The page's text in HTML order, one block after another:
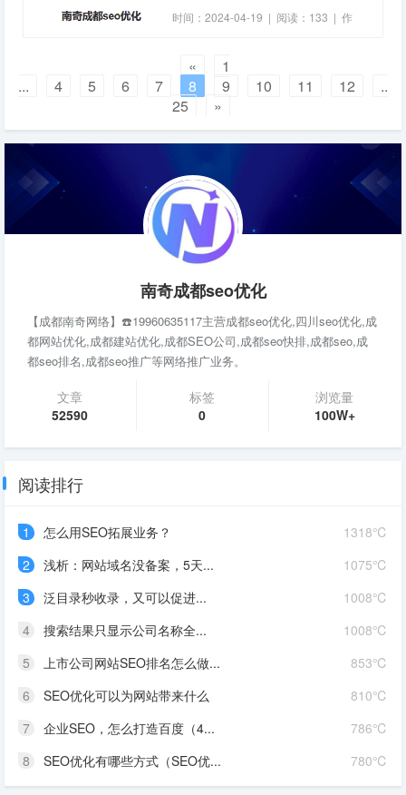
法哪家好）相关知识，希望对大家有所帮
谢大家了哈，下面我们开始吧！SEO比较
好的优化方法（SEO优化方法哪家好）随
着互联网
时间：2024-04-19 | 阅读：133 | 作
«
1
...
4 5 6 7 8 9 10 11 12
...
25
»
南奇成都seo优化
【成都南奇网络】☎️19960635117主营成都seo优化,四川seo优化,成
都网站优化,成都建站优化,成都SEO公司,成都seo快排,成都seo,成
都seo排名,成都seo推广等网络推广业务。
文章
52590
标签
0
浏览量
100W+
阅读排行
1318℃
1
怎么用SEO拓展业务？
1075℃
2
浅析：网站域名没备案，5天...
1008℃
3
泛目录秒收录，又可以促进...
1008℃
4
搜索结果只显示公司名称全...
853℃
5
上市公司网站SEO排名怎么做...
810℃
6
SEO优化可以为网站带来什么
786℃
7
企业SEO，怎么打造百度（4...
780℃
8 SEO优化有哪些方式（SEO优...